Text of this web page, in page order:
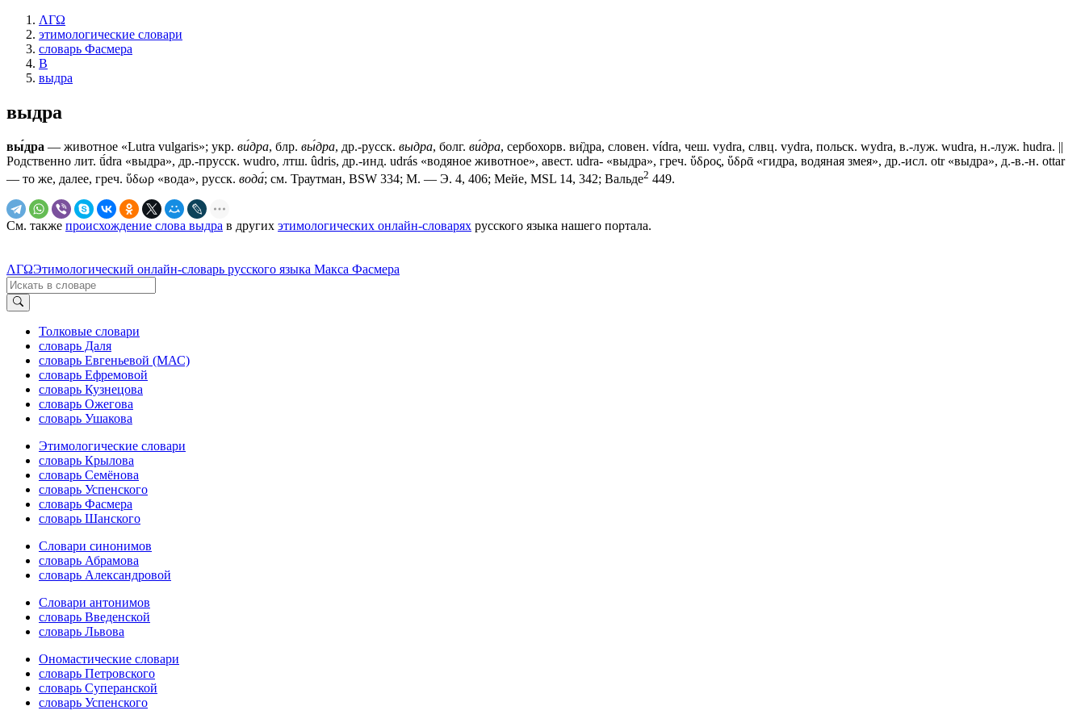
ΛΓΩ
этимологические словари
словарь Фасмера
В
выдра
выдра
вы́дра — животное «Lutra vulgaris»; укр. ви́дра, блр. вы́дра, др.-русск. выдра, болг. ви́дра, сербохорв. ви̏дра, словен. vídra, чеш. vydra, слвц. vydra, польск. wydra, в.-луж. wudra, н.-луж. hudra. ||
Родственно лит. ū́dra «выдра», др.-прусск. wudro, лтш. ûdris, др.-инд. udrás «водяное животное», авест. udra- «выдра», греч. ὕδρος, ὕδρᾱ «гидра, водяная змея», др.-исл. otr «выдра», д.-в.-н. ottar
— то же, далее, греч. ὕδωρ «вода», русск. вода́; см. Траутман, BSW 334; М. — Э. 4, 406; Мейе, MSL 14, 342; Вальде2 449.
См. также происхождение слова выдра в других этимологических онлайн-словарях русского языка нашего портала.
ΛΓΩЭтимологический онлайн-словарь русского языка Макса Фасмера
Толковые словари
словарь Даля
словарь Евгеньевой (МАС)
словарь Ефремовой
словарь Кузнецова
словарь Ожегова
словарь Ушакова
Этимологические словари
словарь Крылова
словарь Семёнова
словарь Успенского
словарь Фасмера
словарь Шанского
Словари синонимов
словарь Абрамова
словарь Александровой
Словари антонимов
словарь Введенской
словарь Львова
Ономастические словари
словарь Петровского
словарь Суперанской
словарь Успенского